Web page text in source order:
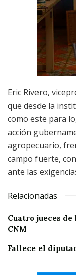
Eric Rivero,
que desde la
como este para
acción
agropecuario,
campo fuerte,
ante las
Relacionadas
Cuatro jueces
CNM
Fallece el